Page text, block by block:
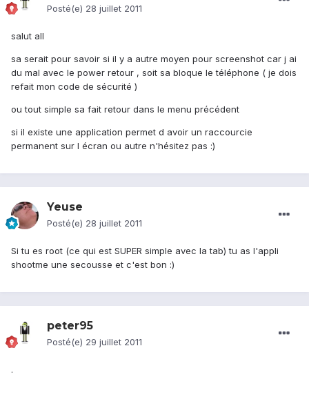
Posté(e) 28 juillet 2011
salut all
sa serait pour savoir si il y a autre moyen pour screenshot car j ai
du mal avec le power retour , soit sa bloque le téléphone ( je dois
refait mon code de sécurité )
ou tout simple sa fait retour dans le menu précédent
si il existe une application permet d avoir un raccourcie
permanent sur l écran ou autre n'hésitez pas :)
Yeuse
Posté(e) 28 juillet 2011
Si tu es root (ce qui est SUPER simple avec la tab) tu as l'appli
shootme une secousse et c'est bon :)
peter95
Posté(e) 29 juillet 2011
.